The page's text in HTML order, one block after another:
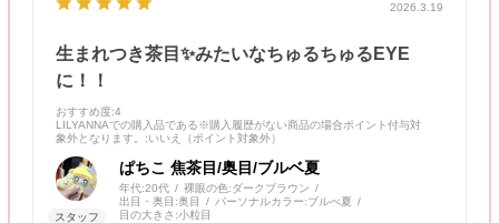
2026.3.19
生まれつき茶目✨みたいなちゅるちゅるEYE
に！！
おすすめ度:4
LILYANNAでの購入品である※購入履歴がない商品の場合ポイント付与対
象外となります。
:いいえ（ポイント対象外）
ぱちこ 焦茶目/奥目/ブルベ夏
年代:20代 裸眼の色:ダークブラウン
出目・奥目:奥目 パーソナルカラー:ブルべ夏
目の大きさ:小粒目